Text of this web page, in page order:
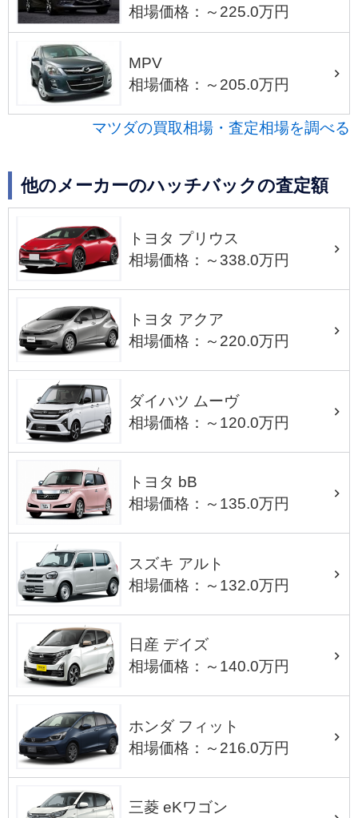
相場価格：～225.0万円
MPV
相場価格：～205.0万円
マツダの買取相場・査定相場を調べる
他のメーカーのハッチバックの査定額
トヨタ プリウス
相場価格：～338.0万円
トヨタ アクア
相場価格：～220.0万円
ダイハツ ムーヴ
相場価格：～120.0万円
トヨタ bB
相場価格：～135.0万円
スズキ アルト
相場価格：～132.0万円
日産 デイズ
相場価格：～140.0万円
ホンダ フィット
相場価格：～216.0万円
三菱 eKワゴン